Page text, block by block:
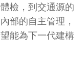
檢，到交通源的
部的自主管理，
能為下一代建構